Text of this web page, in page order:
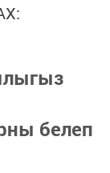
белеп